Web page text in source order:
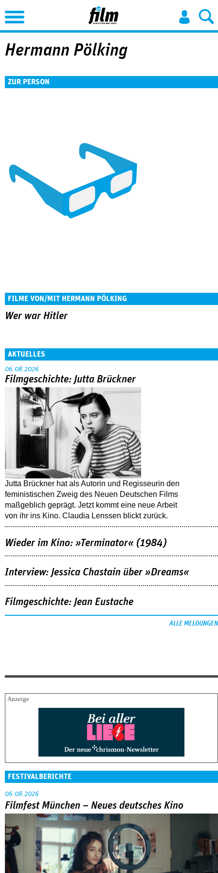
Jump to Navigation
Hermann Pölking
ZUR PERSON
FILME VON/MIT HERMANN PÖLKING
Wer war Hitler
AKTUELLES
06.08.2026
Filmgeschichte: Jutta Brückner
Jutta Brückner hat als Autorin und Regisseurin den
feministischen Zweig des Neuen Deutschen Films
maßgeblich geprägt. Jetzt kommt eine neue Arbeit
von ihr ins Kino. Claudia Lenssen blickt zurück.
Wieder im Kino: »Terminator« (1984)
Interview: Jessica Chastain über »Dreams«
Filmgeschichte: Jean Eustache
ALLE MELDUNGEN
FESTIVALBERICHTE
06.08.2026
Filmfest München – Neues deutsches Kino